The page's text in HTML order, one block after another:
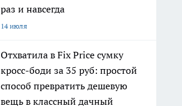
раз и навсегда
14 июля
Отхватила в Fix Price сумку
кросс-боди за 35 руб: простой
способ превратить дешевую
вещь в классный дачный